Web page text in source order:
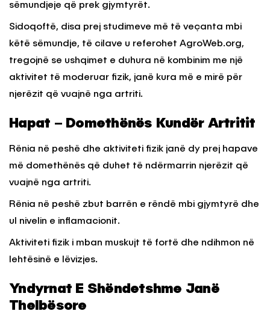
sëmundjeje që prek gjymtyrët.
Sidoqoftë, disa prej studimeve më të veçanta mbi
këtë sëmundje, të cilave u referohet AgroWeb.org,
tregojnë se ushqimet e duhura në kombinim me një
aktivitet të moderuar fizik, janë kura më e mirë për
njerëzit që vuajnë nga artriti.
Hapat – Domethënës Kundër Artritit
Rënia në peshë dhe aktiviteti fizik janë dy prej hapave
më domethënës që duhet të ndërmarrin njerëzit që
vuajnë nga artriti.
Rënia në peshë zbut barrën e rëndë mbi gjymtyrë dhe
ul nivelin e inflamacionit.
Aktiviteti fizik i mban muskujt të fortë dhe ndihmon në
lehtësinë e lëvizjes.
Yndyrnat E Shëndetshme Janë
Thelbësore